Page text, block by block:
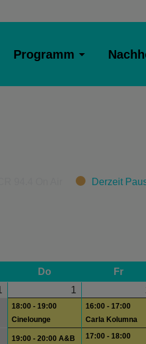
Programm
Derzeit
Do Fr
1
18:00 - 19:00
Cinelounge
19:00 - 20:00 A&B
16:00 - 17:00
Carla Kolumna
17:00 - 18:00